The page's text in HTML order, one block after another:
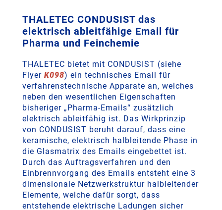
THALETEC CONDUSIST das
elektrisch ableitfähige Email für
Pharma und Feinchemie
THALETEC bietet mit CONDUSIST (siehe
Flyer K098) ein technisches Email für
verfahrenstechnische Apparate an, welches
neben den wesentlichen Eigenschaften
bisheriger „Pharma-Emails“ zusätzlich
elektrisch ableitfähig ist. Das Wirkprinzip
von CONDUSIST beruht darauf, dass eine
keramische, elektrisch halbleitende Phase in
die Glasmatrix des Emails eingebettet ist.
Durch das Auftragsverfahren und den
Einbrennvorgang des Emails entsteht eine 3
dimensionale Netzwerkstruktur halbleitender
Elemente, welche dafür sorgt, dass
entstehende elektrische Ladungen sicher